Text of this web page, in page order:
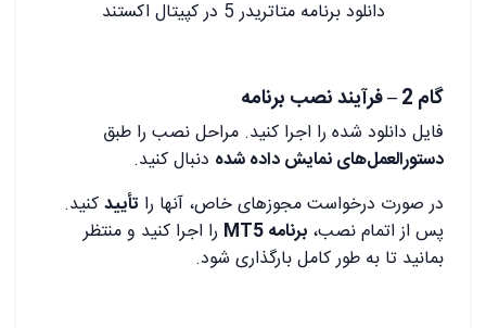
دانلود برنامه متاتریدر 5 در کپیتال اکستند
گام 2 – فرآیند نصب برنامه
فایل دانلود شده را اجرا کنید. مراحل نصب را طبق
دستورالعمل‌های نمایش داده شده دنبال کنید.
در صورت درخواست مجوزهای خاص، آنها را تأییدکنید.
پس از اتمام نصب، برنامه MT5
را اجرا کنید و منتظر
بمانید تا به طور کامل بارگذاری شود.